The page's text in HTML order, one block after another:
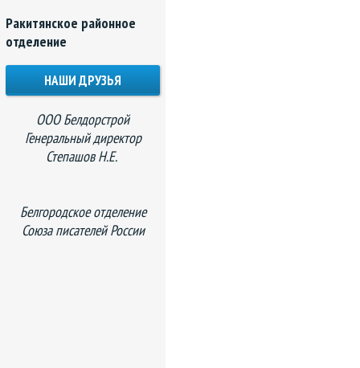
Ракитянское районное
отделение
НАШИ ДРУЗЬЯ
ООО Белдорстрой
Генеральный директор
Степашов Н.Е.
Белгородское отделение
Союза писателей России